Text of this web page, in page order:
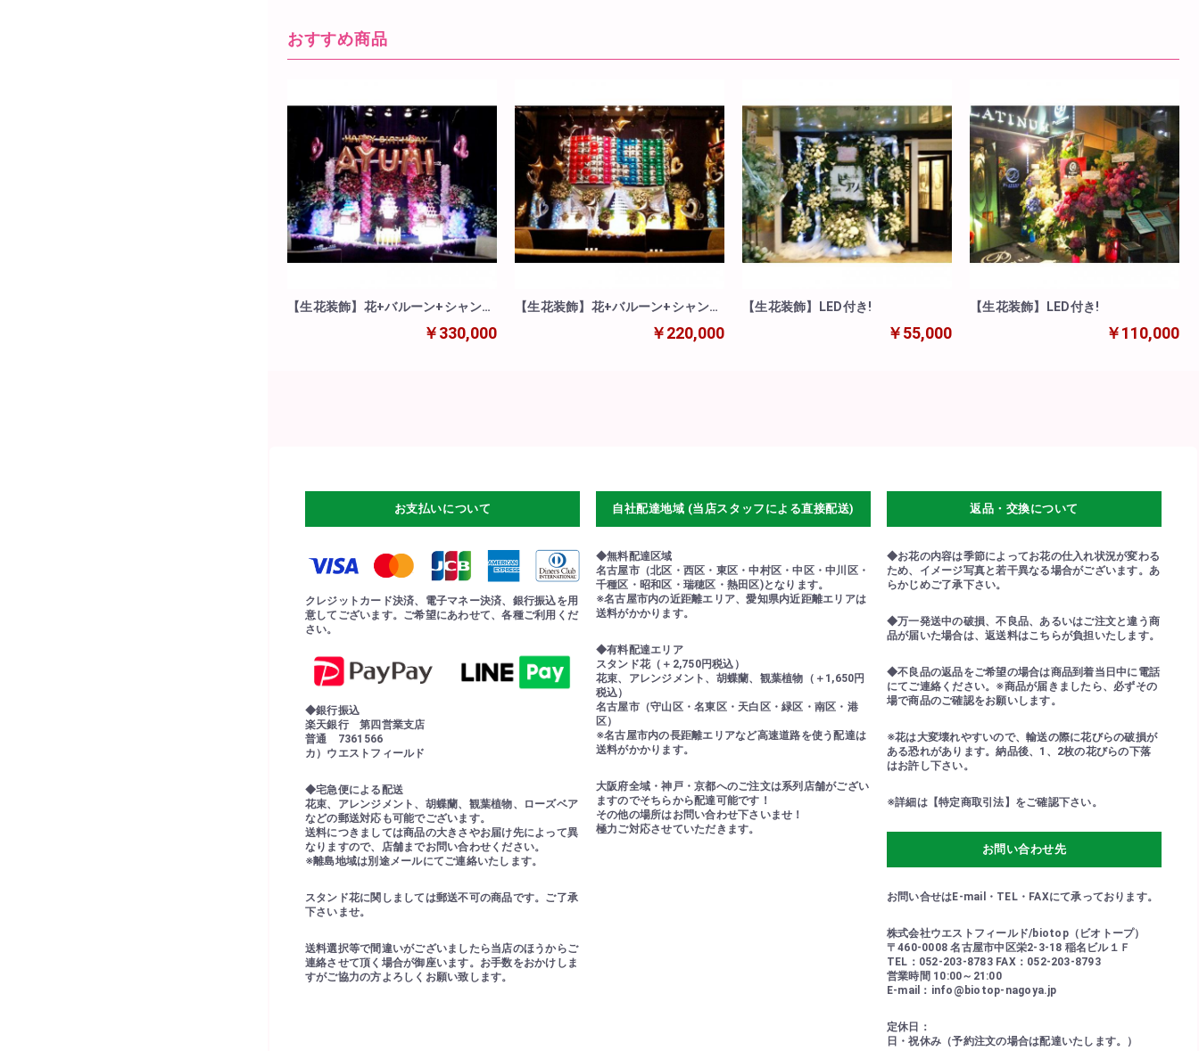
おすすめ商品
【生花装飾】花+バルーン+シャンパ
￥330,000
【生花装飾】花+バルーン+シャンパ
￥220,000
【生花装飾】LED付き!
￥55,000
【生花装飾】LED付き!
￥110,000
お支払いについて
クレジットカード決済、電子マネー決済、銀行振込を用
意してございます。ご希望にあわせて、各種ご利用くだ
さい。
◆銀行振込
楽天銀行 第四営業支店
普通 7361566
カ）ウエストフィールド
◆宅急便による配送
花束、アレンジメント、胡蝶蘭、観葉植物、ローズベア
などの郵送対応も可能でございます。
送料につきましては商品の大きさやお届け先によって異
なりますので、店舗までお問い合わせください。
※離島地域は別途メールにてご連絡いたします。
スタンド花に関しましては郵送不可の商品です。ご了承
下さいませ。
送料選択等で間違いがございましたら当店のほうからご
連絡させて頂く場合が御座います。お手数をおかけしま
すがご協力の方よろしくお願い致します。
自社配達地域 (当店スタッフによる直接配送)
◆無料配達区域
名古屋市（北区・西区・東区・中村区・中区・中川区・
千種区・昭和区・瑞穂区・熱田区)となります。
※名古屋市内の近距離エリア、愛知県内近距離エリアは
送料がかかります。
◆有料配達エリア
スタンド花（＋2,750円税込）
花束、アレンジメント、胡蝶蘭、観葉植物（＋1,650円
税込）
名古屋市（守山区・名東区・天白区・緑区・南区・港
区）
※名古屋市内の長距離エリアなど高速道路を使う配達は
送料がかかります。
大阪府全域・神戸・京都へのご注文は系列店舗がござい
ますのでそちらから配達可能です！
その他の場所はお問い合わせ下さいませ！
極力ご対応させていただきます。
返品・交換について
◆お花の内容は季節によってお花の仕入れ状況が変わる
ため、イメージ写真と若干異なる場合がございます。あ
らかじめご了承下さい。
◆万一発送中の破損、不良品、あるいはご注文と違う商
品が届いた場合は、返送料はこちらが負担いたします。
◆不良品の返品をご希望の場合は商品到着当日中に電話
にてご連絡ください。※商品が届きましたら、必ずその
場で商品のご確認をお願いします。
※花は大変壊れやすいので、輸送の際に花びらの破損が
ある恐れがあります。納品後、1、2枚の花びらの下落
はお許し下さい。
※詳細は【特定商取引法】をご確認下さい。
お問い合わせ先
お問い合せはE-mail・TEL・FAXにて承っております。
株式会社ウエストフィールド/biotop（ビオトープ）
〒460-0008 名古屋市中区栄2-3-18 稲名ビル１Ｆ
TEL：052-203-8783 FAX：052-203-8793
営業時間 10:00～21:00
E-mail：info@biotop-nagoya.jp
定休日：
日・祝休み（予約注文の場合は配達いたします。）